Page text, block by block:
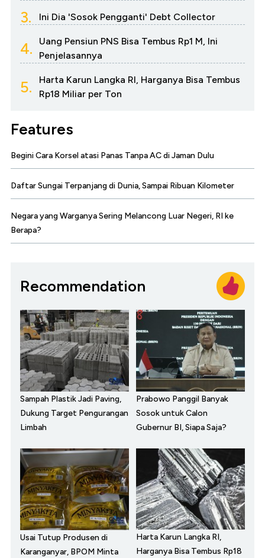
3. Ini Dia 'Sosok Pengganti' Debt Collector
4.
Uang Pensiun PNS Bisa Tembus Rp1 M, Ini
Penjelasannya
5.
Harta Karun Langka RI, Harganya Bisa Tembus
Rp18 Miliar per Ton
Features
Begini Cara Korsel atasi Panas Tanpa AC di Jaman Dulu
Daftar Sungai Terpanjang di Dunia, Sampai Ribuan Kilometer
Negara yang Warganya Sering Melancong Luar Negeri, RI ke
Berapa?
Recommendation
Sampah Plastik Jadi Paving,
Dukung Target Pengurangan
Limbah
Prabowo Panggil Banyak
Sosok untuk Calon
Gubernur BI, Siapa Saja?
Usai Tutup Produsen di
Karanganyar, BPOM Minta
Harta Karun Langka RI,
Harganya Bisa Tembus Rp18